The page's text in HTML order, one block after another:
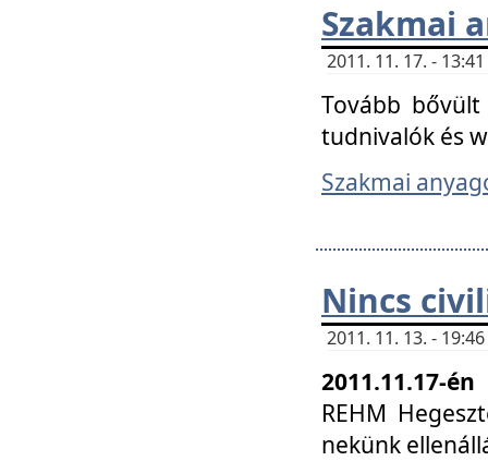
Szakmai
2011. 11. 17. -
Tovább bővült
tudnivalók és
Szakmai
Nincs
2011. 11. 13. -
2011.11.17-
REHM
nekünk